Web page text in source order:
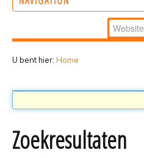
Zoek
U bent hier: Home
Zoekresultaten